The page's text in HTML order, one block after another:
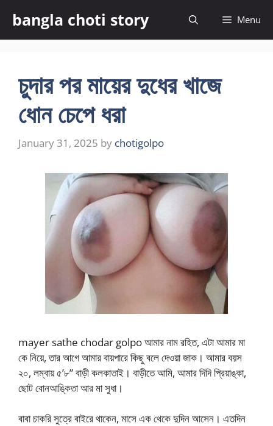
content
bangla choti story Menu
চুদার পর মায়ের দুধের খাজে
ধোন চেপে ধরা
January 31, 2025 by chotigolpo
mayer sathe chodar golpo আমার নাম রহিত, এটা আমার মা
কে নিয়ে, তার আগে আমার বায়পারে কিছু বলে দেওয়া জাক। আমার বয়স
২০, লম্বায় ৫’৮” বাড়ী কলকাতাই। বাড়ীতে আমি, আমার দিদি প্রিয়াঙ্কা,
ছোট বোনআঙ্কিতা আর মা সুধা।
বাবা চাকরি সুত্রে বাইরে থাকেন, মাসে এক থেকে দুদিন আসেন। এতদিন